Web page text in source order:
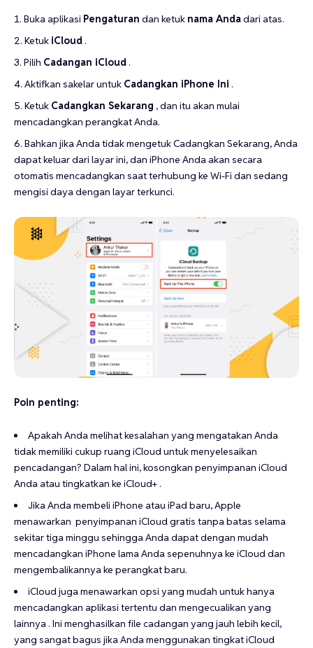
Buka aplikasi Pengaturan dan ketuk nama Andadari atas.
Ketuk iCloud .
Pilih Cadangan iCloud .
Aktifkan sakelar untuk Cadangkan iPhone Ini .
Ketuk Cadangkan Sekarang , dan itu akan mulai
mencadangkan perangkat Anda.
Bahkan jika Anda tidak mengetuk Cadangkan Sekarang, Anda
dapat keluar dari layar ini, dan iPhone Anda akan secara
otomatis mencadangkan saat terhubung ke Wi-Fi dan sedang
mengisi daya dengan layar terkunci.
Poin penting:
Apakah Anda melihat kesalahan yang mengatakan Anda
tidak memiliki cukup ruang iCloud untuk menyelesaikan
pencadangan? Dalam hal ini, kosongkan penyimpanan iCloud
Anda atau tingkatkan ke iCloud+ .
Jika Anda membeli iPhone atau iPad baru, Apple
menawarkan penyimpanan iCloud gratis tanpa batas selama
sekitar tiga minggu sehingga Anda dapat dengan mudah
mencadangkan iPhone lama Anda sepenuhnya ke iCloud dan
mengembalikannya ke perangkat baru.
iCloud juga menawarkan opsi yang mudah untuk hanya
mencadangkan aplikasi tertentu dan mengecualikan yang
lainnya . Ini menghasilkan file cadangan yang jauh lebih kecil,
yang sangat bagus jika Anda menggunakan tingkat iCloud